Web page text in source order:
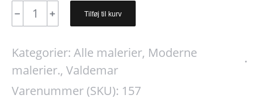
Valdemar.
"Around
falls":
130
x
﹣ ﹢ Tilføj til kurv
Kategorier: Alle malerier, Moderne
malerier., Valdemar
Varenummer (SKU): 157